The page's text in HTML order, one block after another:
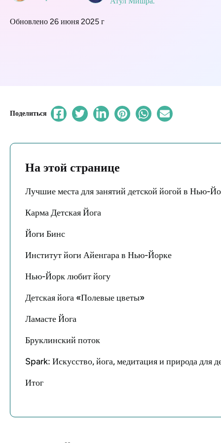
Обновлено 26 июня 2025 г
Поделиться
На этой странице
Лучшие места для занятий детской йогой в Нью-
Карма Детская Йога
Йоги Бинс
Институт йоги Айенгара в Нью-Йорке
Нью-Йорк любит йогу
Детская йога «Полевые цветы»
Ламасте Йога
Бруклинский поток
Spark: Искусство, йога, медитация и природа для
Итог